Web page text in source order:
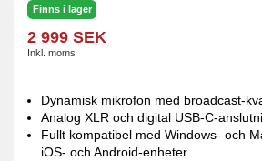
Finns i lager
2 999 SEK
Inkl. moms
Dynamisk mikrofon med broadcast-
Analog XLR och digital USB-C-
Fullt kompatibel med Windows- och
iOS- och Android-enheter